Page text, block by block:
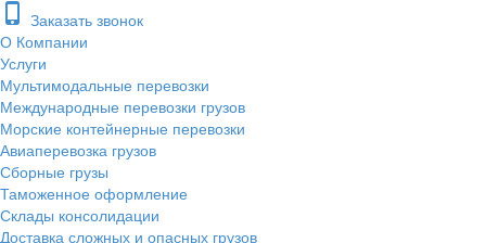
phone_iphone Заказать звонок
О Компании
Услуги
Мультимодальные перевозки
Международные перевозки грузов
Морские контейнерные перевозки
Авиаперевозка грузов
Сборные грузы
Таможенное оформление
Склады консолидации
Доставка сложных и опасных грузов